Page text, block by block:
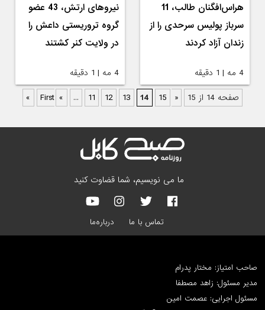
هراس‌افگنان طالب، 11
سرباز پولیس سرحدی را از
زندان آزاد کردند
4 مه | 1 دقیقه
نیروهای ارتش، 43 عضو
گروه تروریستی داعش را
در ولایت کنر کشتند
4 مه | 1 دقیقه
صفحه 14 از 15
« First
« ... 11 12 13 14 15
»
ما می نویسیم، شما قضاوت کنید
تماس با ما درباره‌ما
صاحب امتیاز: مختار پدرام
مدیر مسئول: زاهد مصطفا
مسئول اجرایی: عصمت امین